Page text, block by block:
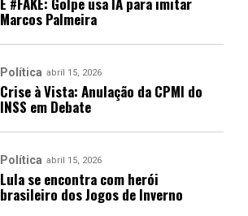
Marcos Palmeira
Política abril 15, 2026
Crise à Vista: Anulação da CPMI do
INSS em Debate
Política abril 15, 2026
Lula se encontra com herói
brasileiro dos Jogos de Inverno